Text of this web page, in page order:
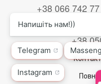
+38 066 742
+48533867723
+38
Повна